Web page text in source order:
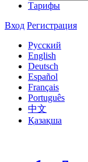
Тарифы
Вход Регистрация
Русский
English
Deutsch
Español
Français
Português
中文
Қазақша